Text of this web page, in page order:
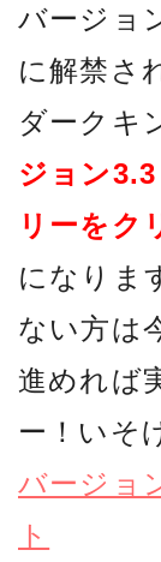
バージョ
に解禁さ
ダークキ
ジョン
リーをク
になりま
ない方は
進めれば
ー！いそ
バージョ
ト